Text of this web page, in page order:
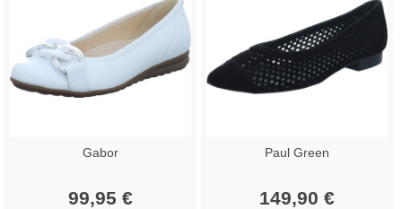
Gabor
99,95 €
Paul Green
149,90 €